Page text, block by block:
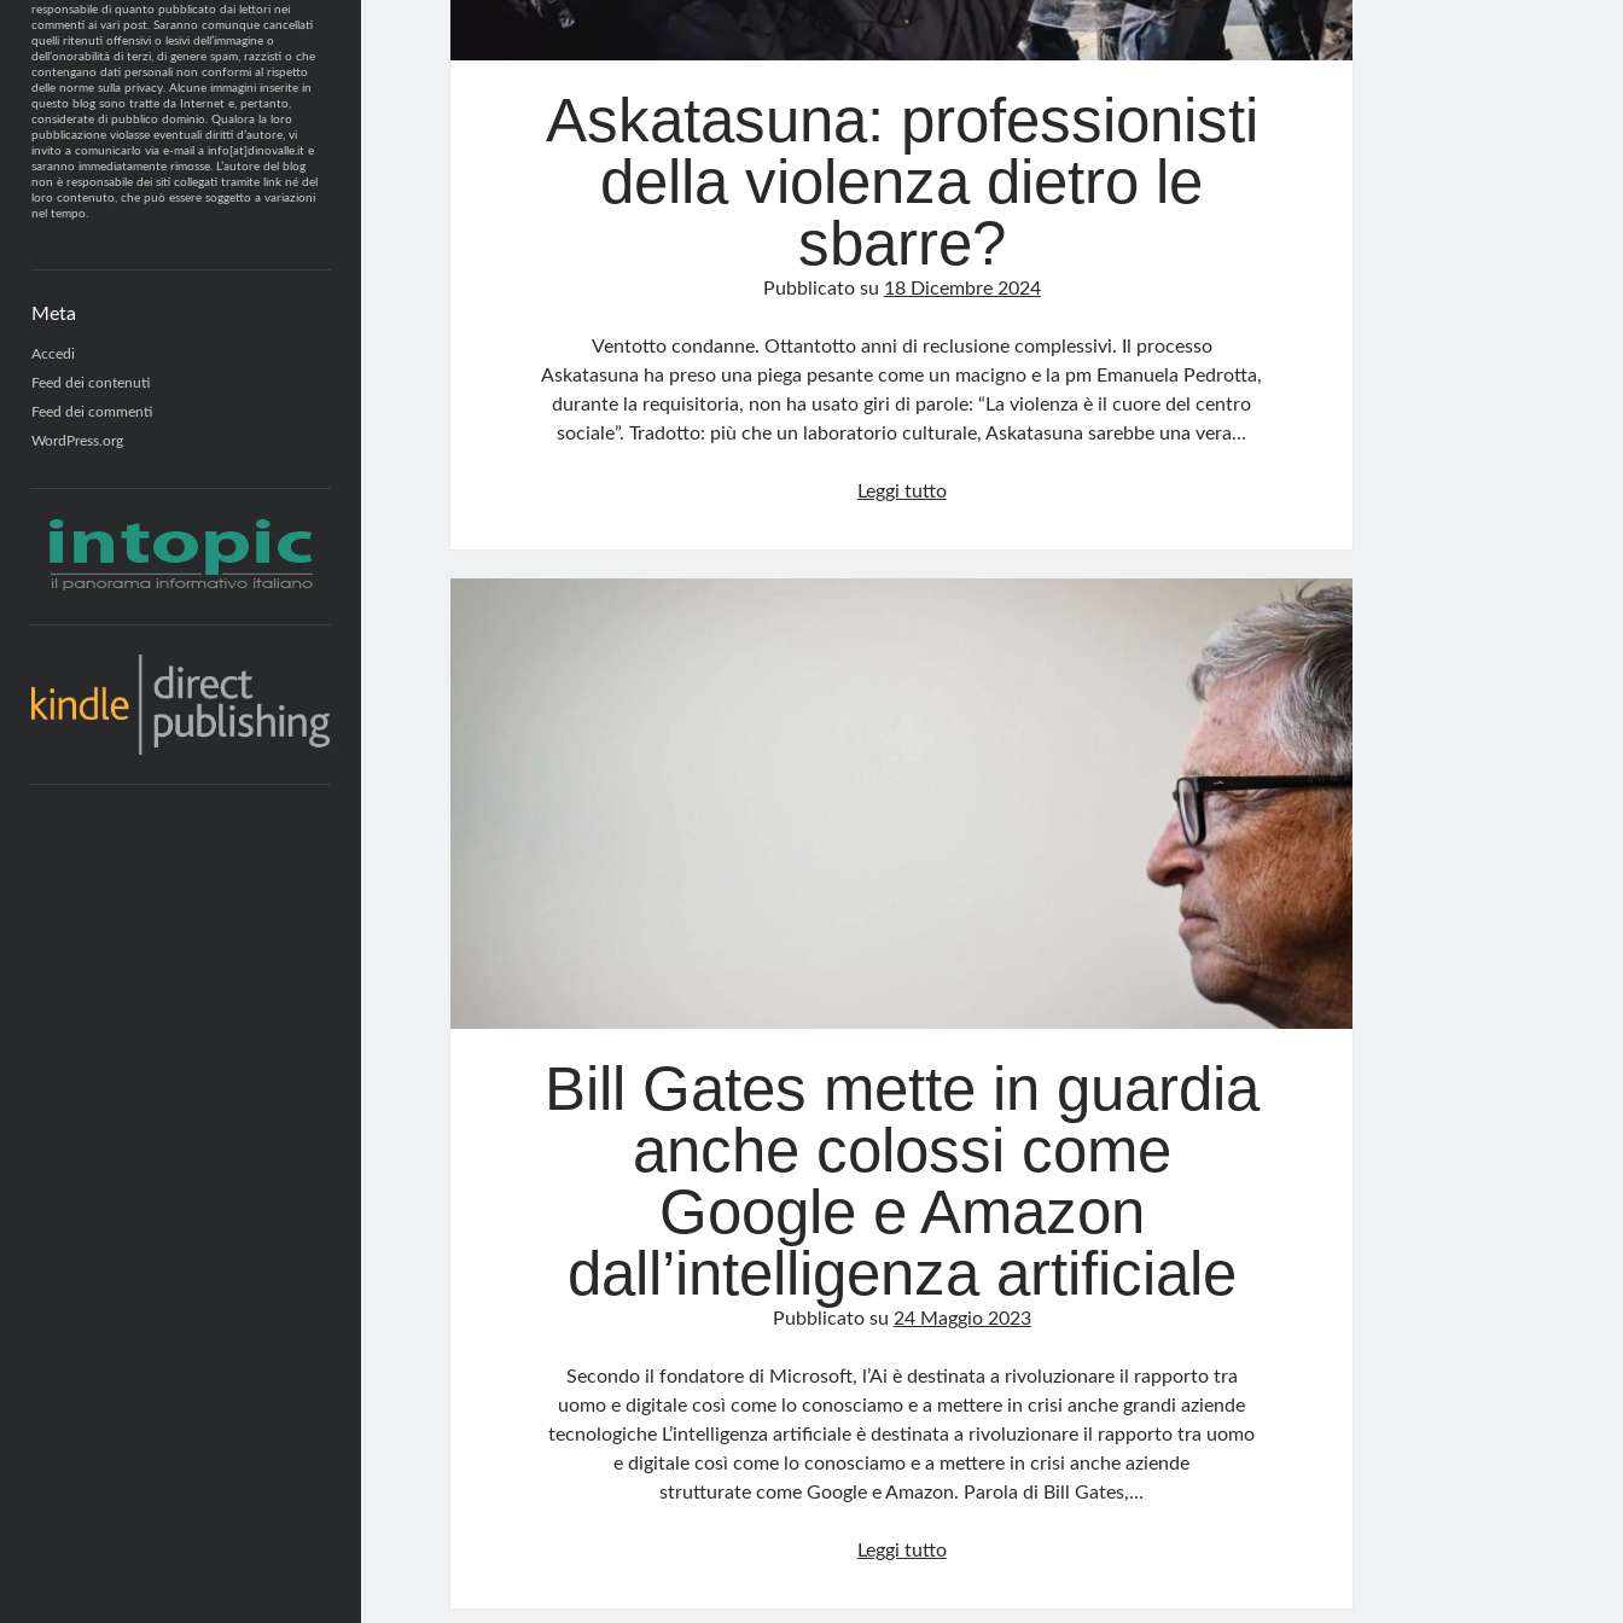
responsabile di quanto pubblicato dai lettori nei
commenti ai vari post. Saranno comunque cancellati
quelli ritenuti offensivi o lesivi dell’immagine o
dell’onorabilità di terzi, di genere spam, razzisti o che
contengano dati personali non conformi al rispetto
delle norme sulla privacy. Alcune immagini inserite in
questo blog sono tratte da Internet e, pertanto,
considerate di pubblico dominio. Qualora la loro
pubblicazione violasse eventuali diritti d’autore, vi
invito a comunicarlo via e-mail a info[at]dinovalle.it e
saranno immediatamente rimosse. L’autore del blog
non è responsabile dei siti collegati tramite link né del
loro contenuto, che può essere soggetto a variazioni
nel tempo.
Meta
Accedi
Feed dei contenuti
Feed dei commenti
WordPress.org
Askatasuna: professionisti
della violenza dietro le
sbarre?
Pubblicato su 18 Dicembre 2024
Ventotto condanne. Ottantotto anni di reclusione complessivi. Il processo
Askatasuna ha preso una piega pesante come un macigno e la pm Emanuela Pedrotta,
durante la requisitoria, non ha usato giri di parole: “La violenza è il cuore del centro
sociale”. Tradotto: più che un laboratorio culturale, Askatasuna sarebbe una vera…
Leggi tuttoAskatasuna:
violenza
Bill Gates mette in guardia
anche colossi come
Google e Amazon
dall’intelligenza artificiale
Pubblicato su 24 Maggio 2023
Secondo il fondatore di Microsoft, l’Ai è destinata a rivoluzionare il rapporto tra
uomo e digitale così come lo conosciamo e a mettere in crisi anche grandi aziende
tecnologiche L’intelligenza artificiale è destinata a rivoluzionare il rapporto tra uomo
e digitale così come lo conosciamo e a mettere in crisi anche aziende
strutturate come Google e Amazon. Parola di Bill Gates,…
Leggi tuttoBill